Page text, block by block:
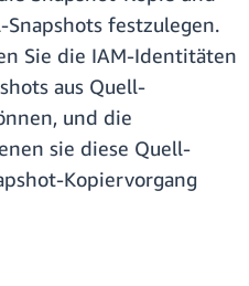
festzulegen.
Sie die IAM-Identitäten
aus Quell-
und die
sie diese Quell-
Kopiervorgang